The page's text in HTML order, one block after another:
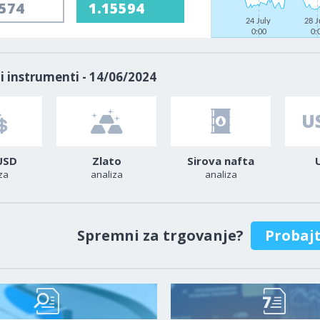
1.15594
24 July
0:00
28
instrumenti - 14/06/2024
Zlato
analiza
Sirova nafta
analiza
Spremni za trgovanje?